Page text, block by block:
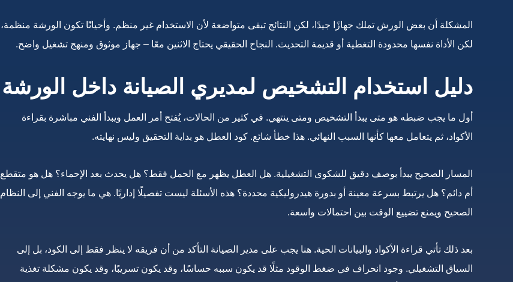
المشكلة أن بعض الورش تملك جهازًا جيدًا، لكن النتائج تبقى متواضعة لأن الاستخدام غير منظم. وأحيانًا تكون الورشة منظمة،
لكن الأداة نفسها محدودة التغطية أو قديمة التحديث. النجاح الحقيقي يحتاج الاثنين معًا – جهاز موثوق ومنهج تشغيل واضح.
دليل استخدام التشخيص لمديري الصيانة داخل الورشة
أول ما يجب ضبطه هو متى يبدأ التشخيص ومتى ينتهي. في كثير من الحالات، يُفتح أمر العمل ويبدأ الفني مباشرة بقراءة
الأكواد، ثم يتعامل معها كأنها السبب النهائي. هذا خطأ شائع. كود العطل هو بداية التحقيق وليس نهايته.
المسار الصحيح يبدأ بوصف دقيق للشكوى التشغيلية. هل العطل يظهر مع الحمل فقط؟ هل يحدث بعد الإحماء؟ هل هو متقطع
أم دائم؟ هل يرتبط بسرعة معينة أو بدورة هيدروليكية محددة؟ هذه الأسئلة ليست تفصيلًا إداريًا. هي ما يوجه الفني إلى النظام
الصحيح ويمنع تضييع الوقت بين احتمالات واسعة.
بعد ذلك تأتي قراءة الأكواد والبيانات الحية. هنا يجب على مدير الصيانة التأكد من أن فريقه لا ينظر فقط إلى الكود، بل إلى
السياق التشغيلي. وجود انحراف في ضغط الوقود مثلًا قد يكون سببه حساسًا، وقد يكون تسريبًا، وقد يكون مشكلة تغذية